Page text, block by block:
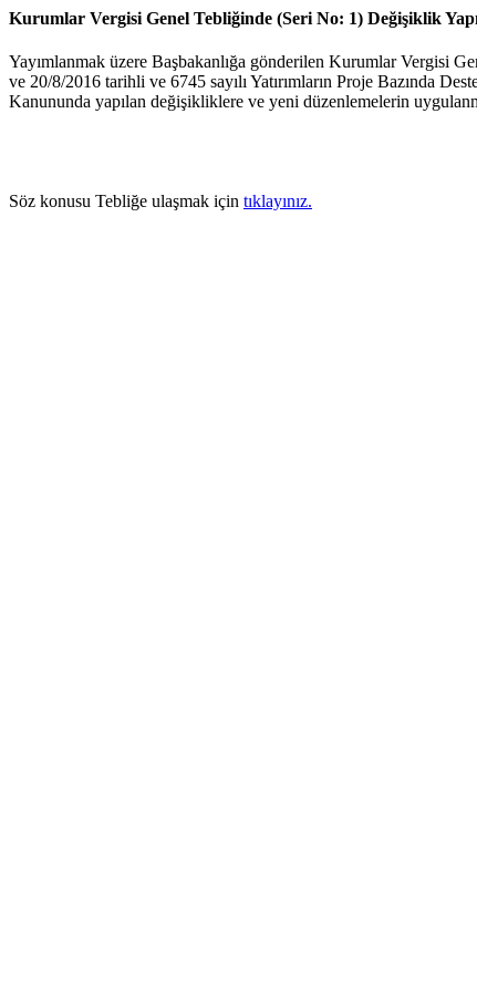
Kurumlar Vergisi Genel Tebliğinde (Seri No: 1) Değişiklik
Yayımlanmak üzere Başbakanlığa gönderilen Kurumlar Vergisi
ve 20/8/2016 tarihli ve 6745 sayılı Yatırımların Proje Bazında
Kanununda yapılan değişikliklere ve yeni düzenlemelerin
Söz konusu Tebliğe ulaşmak için tıklayınız.